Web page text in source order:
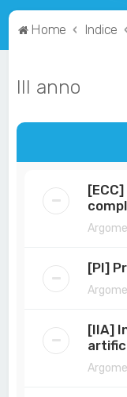
Home Indice
III anno
[PI]
[IIA]